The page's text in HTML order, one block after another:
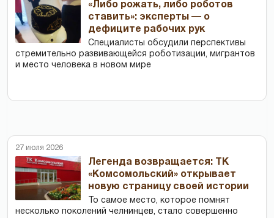
«Либо рожать, либо роботов
ставить»: эксперты — о
дефиците рабочих рук
Специалисты обсудили перспективы
стремительно развивающейся роботизации, мигрантов
и место человека в новом мире
27 июля 2026
Легенда возвращается: ТК
«Комсомольский» открывает
новую страницу своей истории
То самое место, которое помнят
несколько поколений челнинцев, стало совершенно